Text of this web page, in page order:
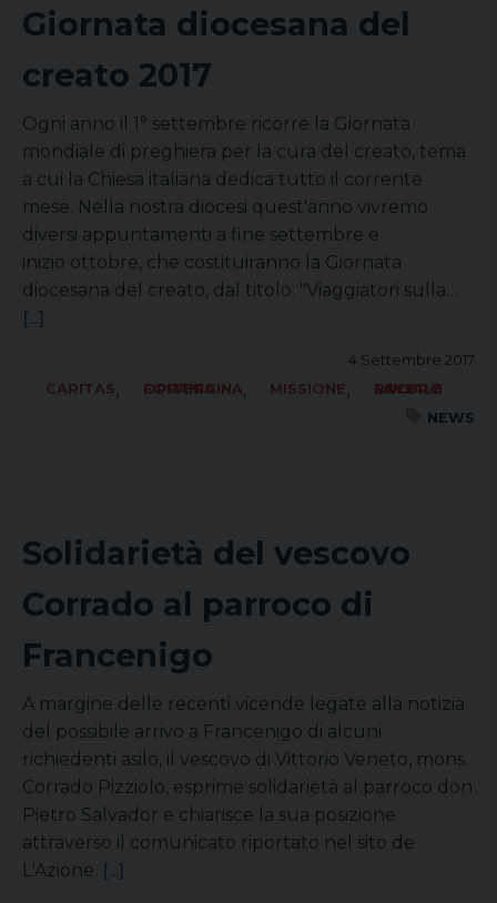
Giornata diocesana del
creato 2017
Ogni anno il 1° settembre ricorre la Giornata
mondiale di preghiera per la cura del creato, tema
a cui la Chiesa italiana dedica tutto il corrente
mese. Nella nostra diocesi quest'anno vivremo
diversi appuntamenti a fine settembre e
inizio ottobre, che costituiranno la Giornata
diocesana del creato, dal titolo: "Viaggiatori sulla…
[...]
4 Settembre 2017
CARITAS, FORANIA OPITERGINA, MISSIONE,
SOCIALE LAVORO PACE
NEWS
Solidarietà del vescovo
Corrado al parroco di
Francenigo
A margine delle recenti vicende legate alla notizia
del possibile arrivo a Francenigo di alcuni
richiedenti asilo, il vescovo di Vittorio Veneto, mons.
Corrado Pizziolo, esprime solidarietà al parroco don
Pietro Salvador e chiarisce la sua posizione
attraverso il comunicato riportato nel sito de
L'Azione. [...]